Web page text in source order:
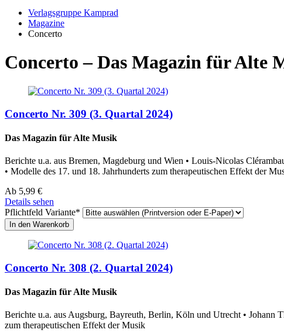
Verlagsgruppe Kamprad
Magazine
Concerto
Concerto – Das Magazin für Alte
Concerto Nr. 309 (3. Quartal 2024)
Das Magazin für Alte Musik
Berichte u.a. aus Bremen, Magdeburg und Wien • Louis-Nicolas
• Modelle des 17. und 18. Jahrhunderts zum therapeutischen Effekt der
Ab 5,99 €
Details sehen
Pflichtfeld Variante*
Concerto Nr. 308 (2. Quartal 2024)
Das Magazin für Alte Musik
Berichte u.a. aus Augsburg, Bayreuth, Berlin, Köln und Utrecht • Johann
zum therapeutischen Effekt der Musik